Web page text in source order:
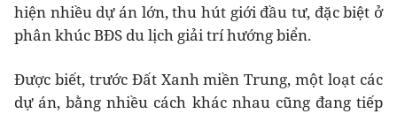
hiện nhiều dự án lớn, thu hút giới đầu tư, đặc biệt ở
phân khúc BĐS du lịch giải trí hướng biển.
Được biết, trước Đất Xanh miền Trung, một loạt các
dự án, bằng nhiều cách khác nhau cũng đang tiếp